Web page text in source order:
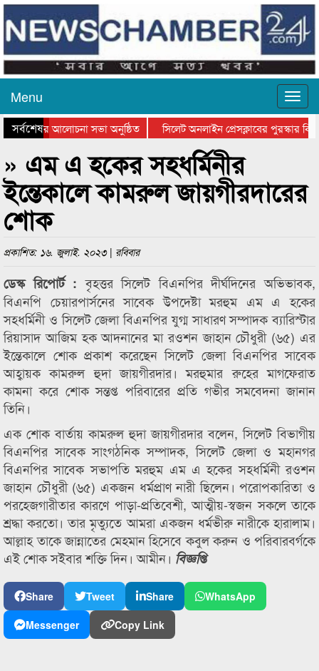
Menu
সর্বশেষ
দিবসের আলোচনা সভা অনুষ্ঠিত
সিলেট অনলাইন প্রেসক্লাবের পুরস্কার
কানাইঘাটের কিশোর আহাদের খুনি
» এম এ হকের সহধর্মিনীর
ইন্তেকালে কামরুল জায়গীরদারের
শোক
প্রকাশিত: ১৬. জুলাই. ২০২৩ | রবিবার
ডেস্ক রিপোর্ট : বৃহত্তর সিলেট বিএনপির দীর্ঘদিনের অভিভাবক,
বিএনপি চেয়ারপার্সনের সাবেক উপদেষ্টা মরহুম এম এ হকের
সহধর্মিনী ও সিলেট জেলা বিএনপির যুগ্ম সাধারণ সম্পাদক ব্যারিস্টার
রিয়াসাদ আজিম হক আদনানের মা রওশন জাহান চৌধুরী (৬৫) এর
ইন্তেকালে শোক প্রকাশ করেছেন সিলেট জেলা বিএনপির সাবেক
আহ্বায়ক কামরুল হুদা জায়গীরদার। মরহুমার রুহের মাগফেরাত
কামনা করে শোক সন্তপ্ত পরিবারের প্রতি গভীর সমবেদনা জানান
তিনি।
এক শোক বার্তায় কামরুল হুদা জায়গীরদার বলেন, সিলেট বিভাগীয়
বিএনপির সাবেক সাংগঠনিক সম্পাদক, সিলেট জেলা ও মহানগর
বিএনপির সাবেক সভাপতি মরহুম এম এ হকের সহধর্মিনী রওশন
জাহান চৌধুরী (৬৫) একজন ধর্মপ্রাণ নারী ছিলেন। পরোপকারিতা ও
পরহেজগারীতার কারণে পাড়া-প্রতিবেশী, আত্মীয়-স্বজন সকলে তাকে
শ্রদ্ধা করতো। তার মৃত্যুতে আমরা একজন ধর্মভীরু নারীকে হারালাম।
আল্লাহ তাকে জান্নাতের মেহমান হিসেবে কবুল করুন ও পরিবারবর্গকে
এই শোক সইবার শক্তি দিন। আমীন। বিজ্ঞপ্তি
Share Tweet Share
WhatsApp
Messenger
Copy Link